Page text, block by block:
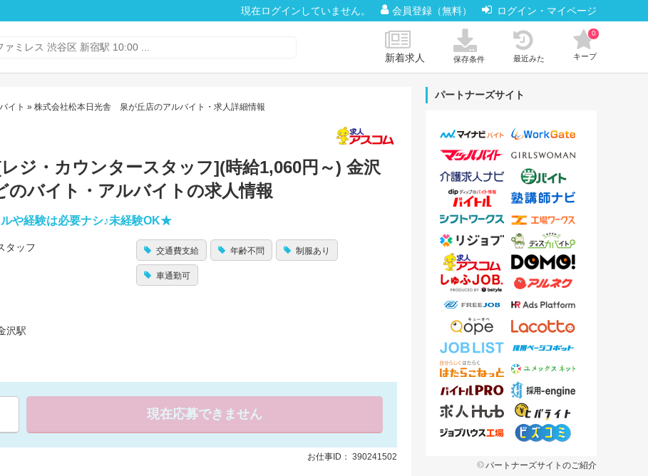
現在ログインしていません。 会員登録（無料） ログイン・マイページ
新着求人 保存条件 最近みた キープ
0
イト » 株式会社松本日光舎 泉が丘店のアルバイト・求人詳細情報
ジ・カウンタースタッフ](時給1,060円～) 金沢
のバイト・アルバイトの求人情報
ルや経験は必要ナシ♪未経験OK★
タッフ
沢駅
交通費支給 年齢不問 制服あり
車通勤可
現在応募できません
お仕事ID： 390241502
パートナーズサイト
パートナーズサイトのご紹介